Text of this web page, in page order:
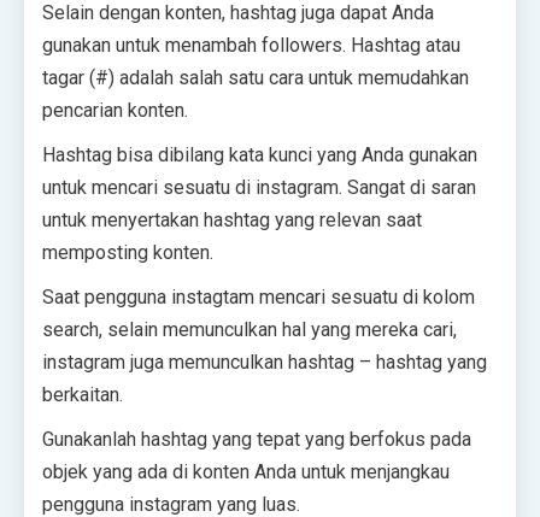
Selain dengan konten, hashtag juga dapat Anda
gunakan untuk menambah followers. Hashtag atau
tagar (#) adalah salah satu cara untuk memudahkan
pencarian konten.
Hashtag bisa dibilang kata kunci yang Anda gunakan
untuk mencari sesuatu di instagram. Sangat di saran
untuk menyertakan hashtag yang relevan saat
memposting konten.
Saat pengguna instagtam mencari sesuatu di kolom
search, selain memunculkan hal yang mereka cari,
instagram juga memunculkan hashtag – hashtag yang
berkaitan.
Gunakanlah hashtag yang tepat yang berfokus pada
objek yang ada di konten Anda untuk menjangkau
pengguna instagram yang luas.